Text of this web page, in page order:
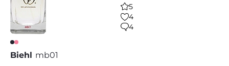
5
4
4
Biehl mb01